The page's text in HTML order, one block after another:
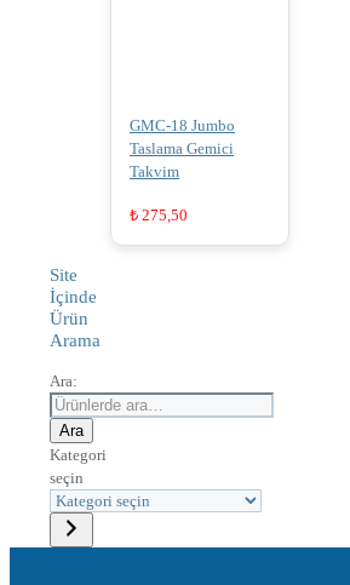
GMC-18 Jumbo
Taslama Gemici
Takvim
₺ 275,50
Site
İçinde
Ürün
Arama
Ara:
Ara
Kategori
seçin